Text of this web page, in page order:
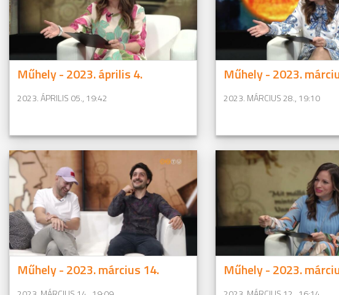
Műhely - 2023. április 4.
2023. ÁPRILIS 05., 19:42
Műhely - 2023.
2023. MÁRCIUS 28., 19:10
Műhely - 2023. március 14. Műhely - 2023.